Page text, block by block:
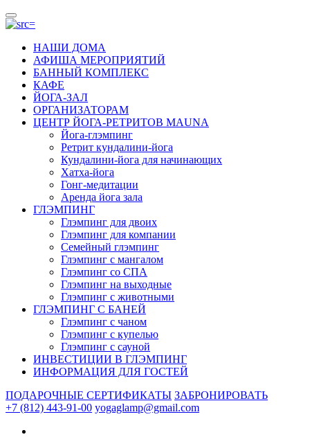
НАШИ ДОМА
АФИША МЕРОПРИЯТИЙ
БАННЫЙ КОМПЛЕКС
КАФЕ
ЙОГА-ЗАЛ
ОРГАНИЗАТОРАМ
ЦЕНТР ЙОГА-РЕТРИТОВ MAUNA
Йога-глэмпинг
Ретрит кундалини-йога
Кундалини-йога для начинающих
Хатха-йога
Гонг-медитации
Аренда йога зала
ГЛЭМПИНГ
Глэмпинг для двоих
Глэмпинг для компании
Семейный глэмпинг
Глэмпинг с мангалом
Глэмпинг со СПА
Глэмпинг на выходные
Глэмпинг с животными
ГЛЭМПИНГ С БАНЕЙ
Глэмпинг с чаном
Глэмпинг с купелью
Глэмпинг с сауной
ИНВЕСТИЦИИ В ГЛЭМПИНГ
ИНФОРМАЦИЯ ДЛЯ ГОСТЕЙ
ПОДАРОЧНЫЕ СЕРТИФИКАТЫ ЗАБРОНИРОВАТЬ
+7 (812) 443-91-00 yogaglamp@gmail.com